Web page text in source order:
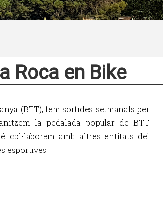
Roca en Bike
(BTT), fem sortides setmanals per
la pedalada popular de BTT
col•laborem amb altres entitats del
esportives.